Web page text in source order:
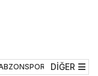
TEKNOLOJİ
DİĞER